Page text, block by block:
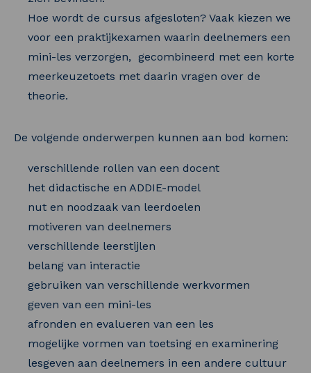
Hoe wordt de cursus afgesloten? Vaak kiezen we
voor een praktijkexamen waarin deelnemers een
mini-les verzorgen, gecombineerd met een korte
meerkeuzetoets met daarin vragen over de
theorie.
De volgende onderwerpen kunnen aan bod komen:
verschillende rollen van een docent
het didactische en ADDIE-model
nut en noodzaak van leerdoelen
motiveren van deelnemers
verschillende leerstijlen
belang van interactie
gebruiken van verschillende werkvormen
geven van een mini-les
afronden en evalueren van een les
mogelijke vormen van toetsing en examinering
lesgeven aan deelnemers in een andere cultuur